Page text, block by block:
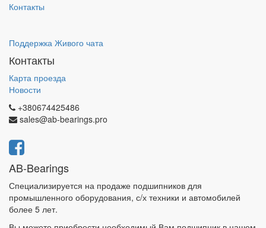
Контакты
Поддержка Живого чата
Контакты
Карта проезда
Новости
+380674425486
sales@ab-bearings.pro
AB-Bearings
Специализируется на продаже подшипников для
промышленного оборудования, с/х техники и автомобилей
более 5 лет.